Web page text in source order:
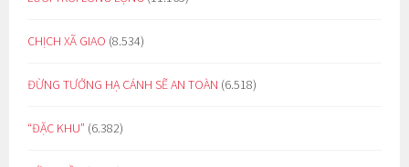
CHỊCH XÃ GIAO (8.534)
ĐỪNG TƯỞNG HẠ CÁNH SẼ AN TOÀN (6.518)
“ĐẶC KHU” (6.382)